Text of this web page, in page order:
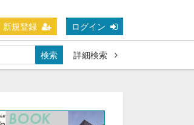
新規登録 ログイン
検索 詳細検索